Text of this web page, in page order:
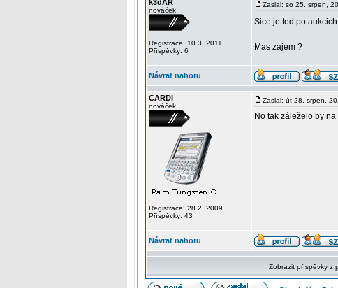
k3dAR
nováček
Registrace: 10.3. 2011
Příspěvky: 6
Zaslal: so 25. srpen,
Sice je ted po
Mas zajem ?
Návrat nahoru
CARDI
nováček
Registrace: 28.2. 2009
Příspěvky: 43
Zaslal: út 28. srpen,
No tak záleželo by
Návrat nahoru
Zobrazit příspěvky z